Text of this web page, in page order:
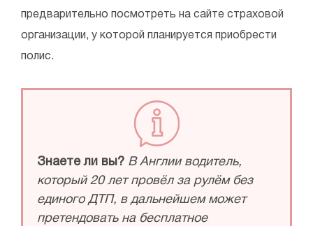
предварительно посмотреть на сайте страховой
организации, у которой планируется приобрести
полис.
Знаете ли вы? В Англии водитель,
который 20 лет провёл за рулём без
единого ДТП, в дальнейшем может
претендовать на бесплатное